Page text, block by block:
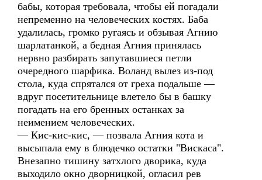
бабы, которая требовала, чтобы ей погадали
непременно на человеческих костях. Баба
удалилась, громко ругаясь и обзывая Агнию
шарлатанкой, а бедная Агния принялась
нервно разбирать запутавшиеся петли
очередного шарфика. Воланд вылез из-под
стола, куда спрятался от греха подальше —
вдруг посетительнице влетело бы в башку
погадать на его бренных останках за
неимением человеческих.
— Кис-кис-кис, — позвала Агния кота и
высыпала ему в блюдечко остатки "Вискаса".
Внезапно тишину затхлого дворика, куда
выходило окно дворницкой, огласил рев